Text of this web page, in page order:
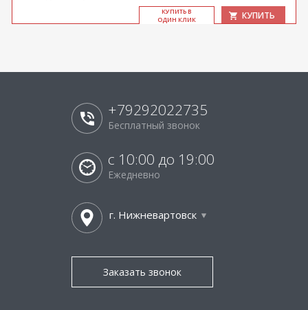
КУ­ПИТЬ В
ОДИН КЛИК
КУПИТЬ
+79292022735
Бесплатный звонок
с 10:00 до 19:00
Ежедневно
г. Нижневартовск
Заказать звонок